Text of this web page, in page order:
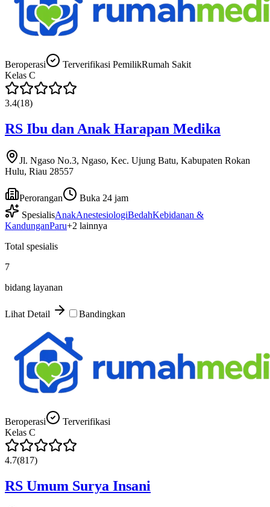
Beroperasi Terverifikasi PemilikRumah Sakit
Kelas C
3.4(18)
RS Ibu dan Anak Harapan Medika
Jl. Ngaso No.3, Ngaso, Kec. Ujung Batu, Kabupaten Rokan
Hulu, Riau 28557
Perorangan
Buka 24 jam
SpesialisAnakAnestesiologiBedahKebidanan &
KandunganParu+2 lainnya
Total spesialis
7
bidang layanan
Lihat Detail Bandingkan
Beroperasi
Terverifikasi
Kelas C
4.7(817)
RS Umum Surya Insani